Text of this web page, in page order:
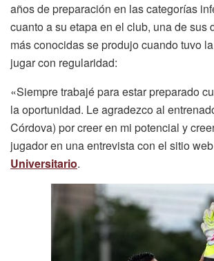
años de preparación en las categorías
cuanto a su etapa en el club, una de sus
más conocidas se produjo cuando tuvo
jugar con regularidad:
«Siempre trabajé para estar preparado
la oportunidad. Le agradezco al
Córdova) por creer en mi potencial y
jugador en una entrevista con el sitio
Universitario.